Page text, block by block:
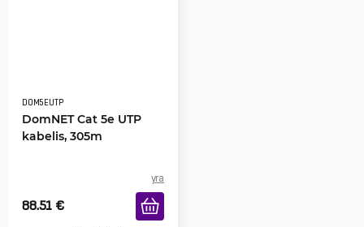
DOM5EUTP
DomNET Cat 5e UTP
kabelis, 305m
yra
88.51 €